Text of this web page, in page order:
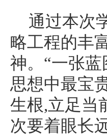
通过本次
略工程的丰
神。“一张蓝
思想中最宝
生根,立足当
次要着眼长